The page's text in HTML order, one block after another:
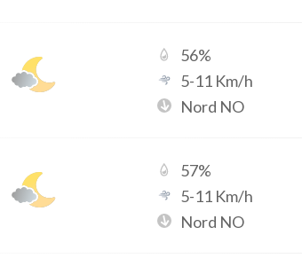
56%
5-11 Km/h
Nord NO
57%
5-11 Km/h
Nord NO